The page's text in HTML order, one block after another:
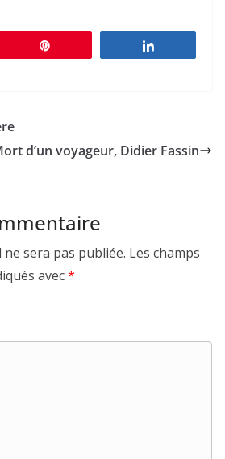
d’un voyageur, Didier Fassin
sera pas publiée. Les champs
avec*